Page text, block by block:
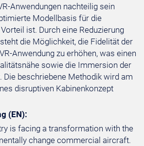
Anwendungen nachteilig sein
Modellbasis für die
ist. Durch eine Reduzierung
die Möglichkeit, die Fidelität der
Anwendung zu erhöhen, was einen
sowie die Immersion der
Die beschriebene Methodik wird am
disruptiven Kabinenkonzept
(EN):
is facing a transformation with the
change commercial aircraft.